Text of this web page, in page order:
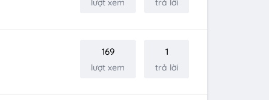
lượt xem trả lời
169
lượt xem
1
trả lời